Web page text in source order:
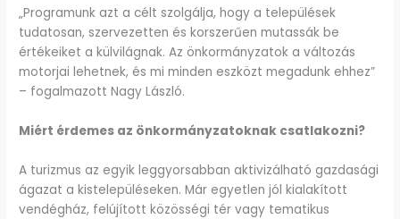
„Programunk azt a célt szolgálja, hogy a települések
tudatosan, szervezetten és korszerűen mutassák be
értékeiket a külvilágnak. Az önkormányzatok a változás
motorjai lehetnek, és mi minden eszközt megadunk ehhez”
– fogalmazott Nagy László.
Miért érdemes az önkormányzatoknak csatlakozni?
A turizmus az egyik leggyorsabban aktivizálható gazdasági
ágazat a kistelepüléseken. Már egyetlen jól kialakított
vendégház, felújított közösségi tér vagy tematikus